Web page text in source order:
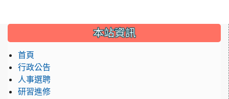
::: 本站資訊
首頁
行政公告
人事選聘
研習進修